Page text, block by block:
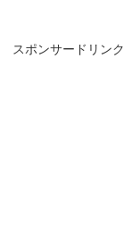
スポンサードリンク